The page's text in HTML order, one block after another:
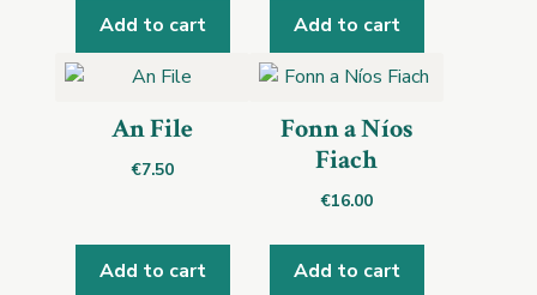
Add to cart Add to cart
An File
€7.50
Add to cart
Fonn a Níos
Fiach
€16.00
Add to cart